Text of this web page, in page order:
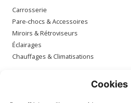
Cookies
Carrosserie
Pare-chocs & Accessoires
Miroirs & Rétroviseurs
Éclairages
Chauffages & Climatisations
Mon compte